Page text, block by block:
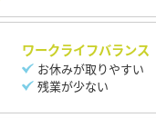
ワークライフバランス
お休みが取りやすい
残業が少ない